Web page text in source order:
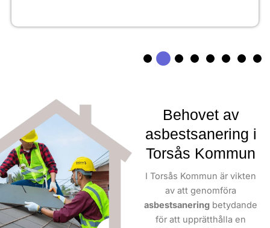
Behovet av
asbestsanering i
Torsås Kommun
I Torsås Kommun är vikten
av att genomföra
asbestsanering betydande
för att upprätthålla en